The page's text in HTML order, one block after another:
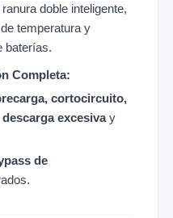
ranura doble inteligente,
temperatura y
baterías.
Completa:
cortocircuito,
excesivay
de